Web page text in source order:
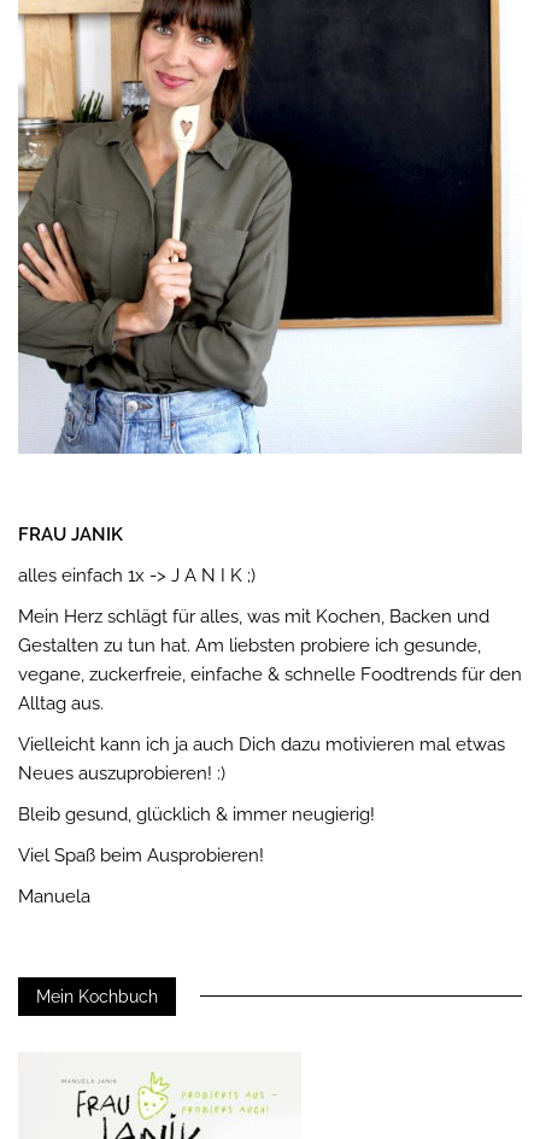
FRAU JANIK
alles einfach 1x -> J A N I K ;)
Mein Herz schlägt für alles, was mit Kochen, Backen und
Gestalten zu tun hat. Am liebsten probiere ich gesunde,
vegane, zuckerfreie, einfache & schnelle Foodtrends für den
Alltag aus.
Vielleicht kann ich ja auch Dich dazu motivieren mal etwas
Neues auszuprobieren! :)
Bleib gesund, glücklich & immer neugierig!
Viel Spaß beim Ausprobieren!
Manuela
Mein Kochbuch